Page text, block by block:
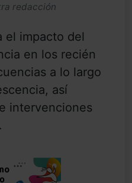
redacción
el impacto del
en los recién
a lo largo
así
intervenciones